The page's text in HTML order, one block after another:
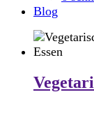
Blog